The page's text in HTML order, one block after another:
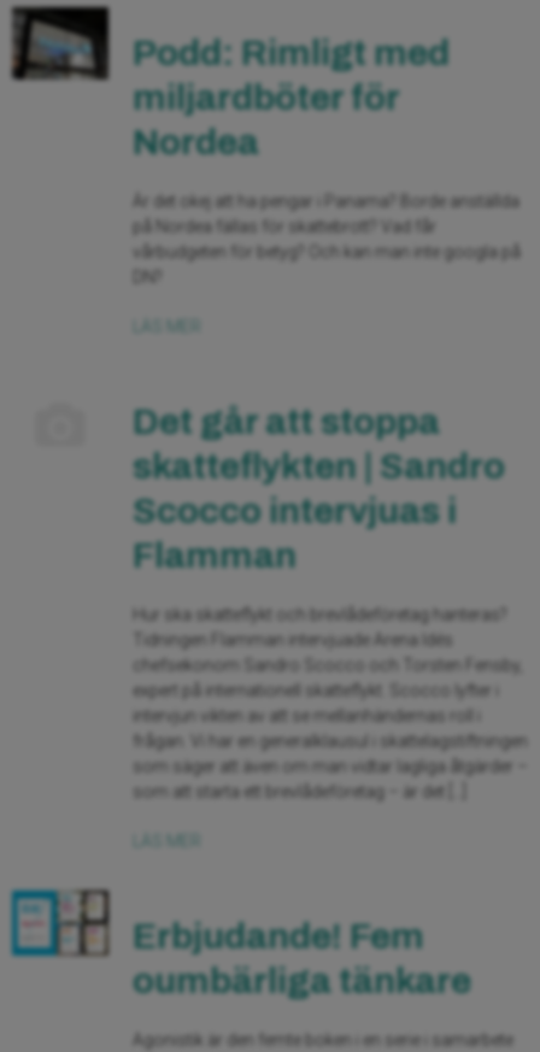
Podd: Rimligt med
miljardböter för
Nordea
Är det okej att ha pengar i Panama? Borde anställda
på Nordea fällas för skattebrott? Vad får
vårbudgeten för betyg? Och kan man inte googla på
Det går att stoppa
skatteflykten | Sandro
Scocco intervjuas i
Flamman
Hur ska skatteflykt och brevlådeföretag hanteras?
Tidningen Flamman intervjuade Arena Idés
chefsekonom Sandro Scocco och Torsten Fensby,
expert på internationell skatteflykt. Scocco lyfter i
intervjun vikten av att se mellanhändernas roll i
frågan. Vi har en generalklausul i skattelagstiftningen
som säger att även om man vidtar lagliga åtgärder –
som att starta ett brevlådeföretag – är det […]
Erbjudande! Fem
oumbärliga tänkare
Agonistik är den femte boken i en serie i samarbete